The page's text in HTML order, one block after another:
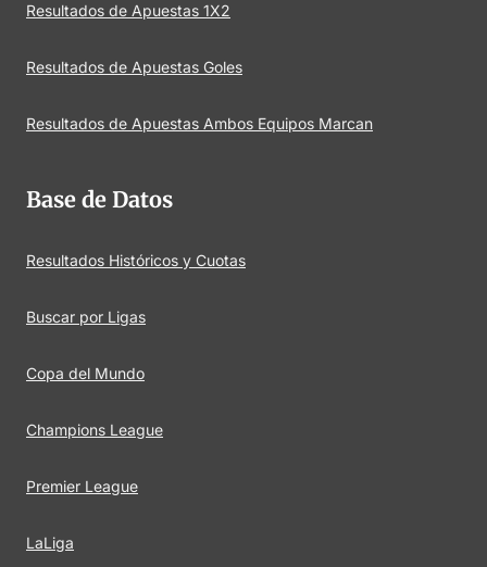
Resultados de Apuestas 1X2
Resultados de Apuestas Goles
Resultados de Apuestas Ambos Equipos Marcan
Base de Datos
Resultados Históricos y Cuotas
Buscar por Ligas
Copa del Mundo
Champions League
Premier League
LaLiga